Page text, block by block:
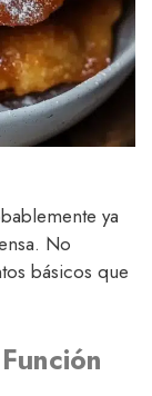
ya
No
básicos que